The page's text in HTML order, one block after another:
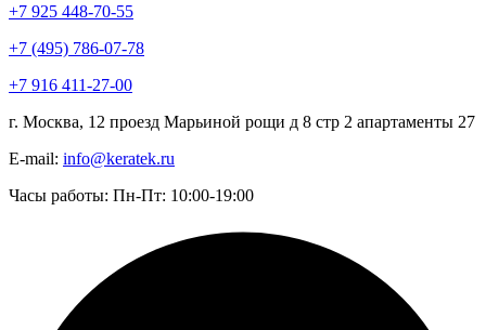
+7 925 448-70-55
+7 (495) 786-07-78
+7 916 411-27-00
г. Москва, 12 проезд Марьиной рощи д 8 стр 2 апартаменты 27
E-mail: info@keratek.ru
Часы работы: Пн-Пт: 10:00-19:00